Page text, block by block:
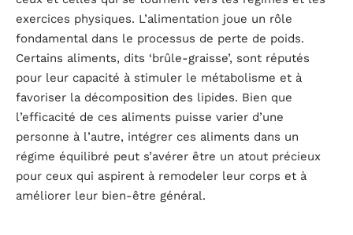
exercices physiques. L’alimentation joue un rôle
fondamental dans le processus de perte de poids.
Certains aliments, dits ‘brûle-graisse’, sont réputés
pour leur capacité à stimuler le métabolisme et à
favoriser la décomposition des lipides. Bien que
l’efficacité de ces aliments puisse varier d’une
personne à l’autre, intégrer ces aliments dans un
régime équilibré peut s’avérer être un atout précieux
pour ceux qui aspirent à remodeler leur corps et à
améliorer leur bien-être général.